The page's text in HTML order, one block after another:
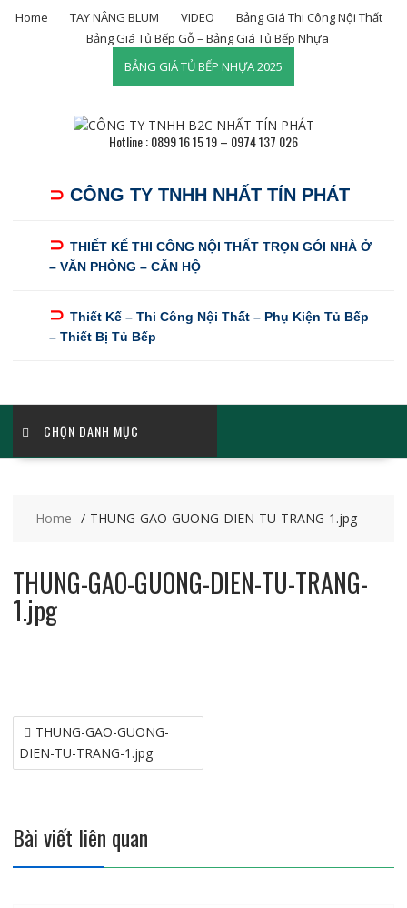
Home TAY NÂNG BLUM VIDEO
Bảng Giá Thi Công Nội Thất
Bảng Giá Tủ Bếp Gỗ – Bảng Giá Tủ Bếp Nhựa
BẢNG GIÁ TỦ BẾP NHỰA 2025
Hotline : 0899 16 15 19 – 0974 137 026
⊃ CÔNG TY TNHH NHẤT TÍN PHÁT
⊃ THIẾT KẾ THI CÔNG NỘI THẤT TRỌN GÓI NHÀ Ở
– VĂN PHÒNG – CĂN HỘ
⊃ Thiết Kế – Thi Công Nội Thất – Phụ Kiện Tủ Bếp
– Thiết Bị Tủ Bếp
CHỌN DANH MỤC
Home THUNG-GAO-GUONG-DIEN-TU-TRANG-1.jpg
THUNG-GAO-GUONG-DIEN-TU-TRANG-
1.jpg
Điều
hướng
bài
THUNG-GAO-GUONG-
DIEN-TU-TRANG-1.jpg
Bài viết liên quan